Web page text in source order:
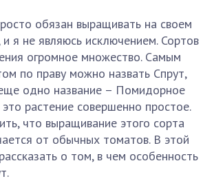
обязан выращивать на своем
я не являюсь исключением. Сортов
огромное множество. Самым
по праву можно назвать Спрут,
одно название – Помидорное
растение совершенно простое.
что выращивание этого сорта
от обычных томатов. В этой
о том, в чем особенность